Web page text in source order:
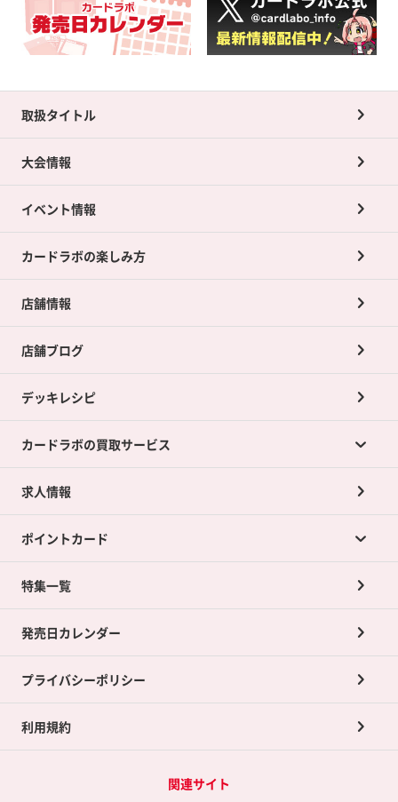
取扱タイトル
大会情報
イベント情報
カードラボの楽しみ方
店舗情報
店舗ブログ
デッキレシピ
カードラボの買取サービス
カードラボの買取サービスTOP
店舗買取について
ネット買取について
買取承諾書について
求人情報
ポイントカード
ポイントカードTOP
ポイント交換景品
特集一覧
発売日カレンダー
プライバシーポリシー
利用規約
関連サイト